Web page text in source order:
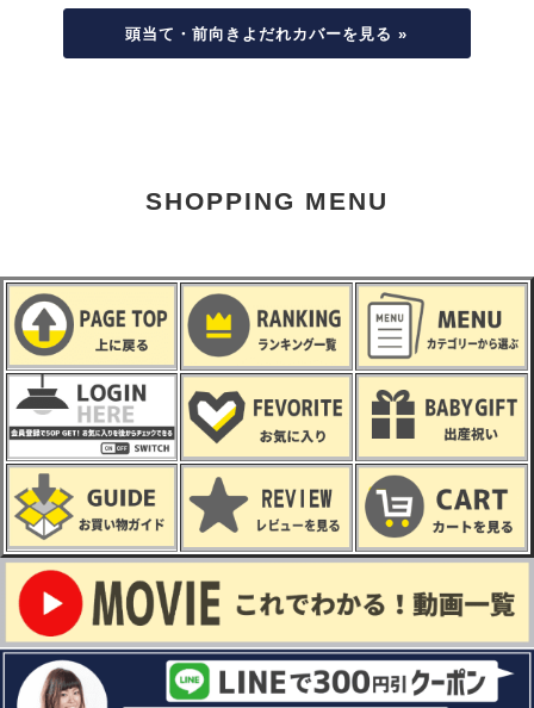
頭当て・前向きよだれカバーを見る »
SHOPPING MENU